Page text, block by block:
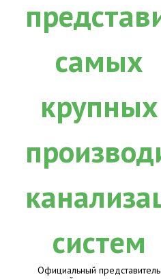
Официальный представитель